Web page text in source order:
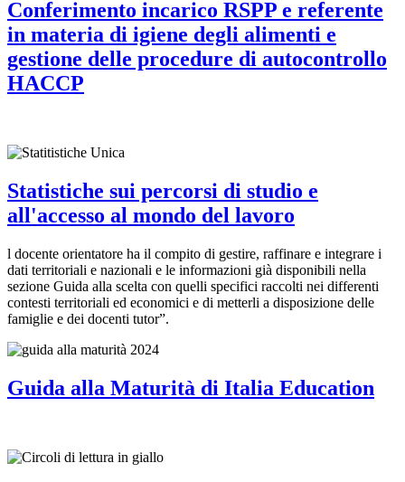
Conferimento incarico RSPP e referente
in materia di igiene degli alimenti e
gestione delle procedure di autocontrollo
HACCP
Statistiche sui percorsi di studio e
all'accesso al mondo del lavoro
l docente orientatore ha il compito di gestire, raffinare e integrare i
dati territoriali e nazionali e le informazioni già disponibili nella
sezione Guida alla scelta con quelli specifici raccolti nei differenti
contesti territoriali ed economici e di metterli a disposizione delle
famiglie e dei docenti tutor”.
Guida alla Maturità di Italia Education